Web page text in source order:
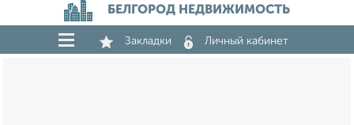
БЕЛГОРОД НЕДВИЖИМОСТЬ
Закладки Личный кабинет